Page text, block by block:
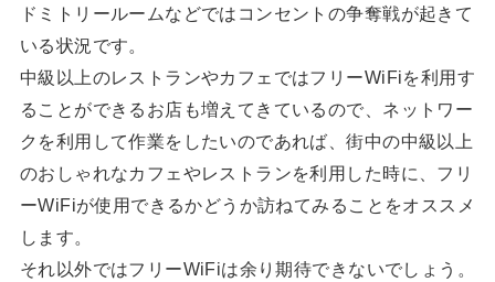
ドミトリールームなどではコンセントの争奪戦が起きて
いる状況です。
中級以上のレストランやカフェではフリーWiFiを利用す
ることができるお店も増えてきているので、ネットワー
クを利用して作業をしたいのであれば、街中の中級以上
のおしゃれなカフェやレストランを利用した時に、フリ
ーWiFiが使用できるかどうか訪ねてみることをオススメ
します。
それ以外ではフリーWiFiは余り期待できないでしょう。